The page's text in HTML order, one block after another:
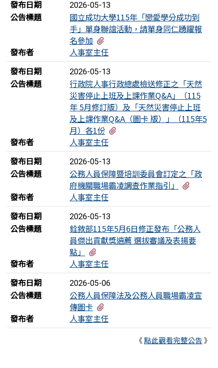
發布日期 2026-05-13
公告標題
國立成功大學115年「戀愛學分成功到
手」單身聯誼活動，請單身同仁踴躍報
名參加
發布者
人事室主任
發布日期
2026-05-13
公告標題
行政院人事行政總處檢送修正之「天然
災害停止上班及上課作業Q&A」（115
年 5月修訂版）及「天然災害停止上班
及上課作業Q&A（圖卡 版）」（115年5
月）各1份
發布者
人事室主任
發布日期
2026-05-13
公告標題
公務人員保障暨培訓委員會訂定之「政
府機關職場霸凌調查作業指引」
發布者
人事室主任
發布日期
2026-05-13
公告標題
銓敘部115年5月6日修正發布「公務人
員傑出貢獻獎遴薦 選拔審議及表揚要
點」
發布者
人事室主任
發布日期
2026-05-06
公告標題
公務人員保障法及公務人員職場霸凌宣
傳圖卡
發布者
人事室主任
《點此觀看完整公告》